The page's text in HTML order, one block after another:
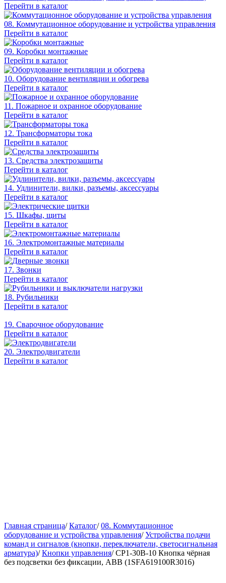
Перейти в каталог
08. Коммутационное оборудование и устройства управления
Перейти в каталог
09. Коробки монтажные
Перейти в каталог
10. Оборудование вентиляции и обогрева
Перейти в каталог
11. Пожарное и охранное оборудование
Перейти в каталог
12. Трансформаторы тока
Перейти в каталог
13. Средства электрозащиты
Перейти в каталог
14. Удлинители, вилки, разъемы, аксессуары
Перейти в каталог
15. Шкафы, щиты
Перейти в каталог
16. Электромонтажные материалы
Перейти в каталог
17. Звонки
Перейти в каталог
18. Рубильники
Перейти в каталог
19. Сварочное оборудование
Перейти в каталог
20. Электродвигатели
Перейти в каталог
Главная страница/ Каталог/ 08. Коммутационное
оборудование и устройства управления/ Устройства подачи
команд и сигналов (кнопки, переключатели, светосигнальная
арматура)/ Кнопки управления/ CP1-30B-10 Кнопка чёрная
без подсветки без фиксации, ABB (1SFA619100R3016)